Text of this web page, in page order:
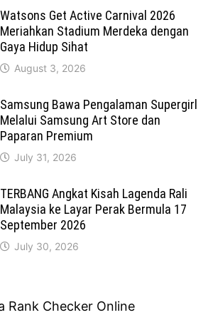
Watsons Get Active Carnival 2026
Meriahkan Stadium Merdeka dengan
Gaya Hidup Sihat
August 3, 2026
Samsung Bawa Pengalaman Supergirl
Melalui Samsung Art Store dan
Paparan Premium
July 31, 2026
TERBANG Angkat Kisah Lagenda Rali
Malaysia ke Layar Perak Bermula 17
September 2026
July 30, 2026
Rank Checker Online